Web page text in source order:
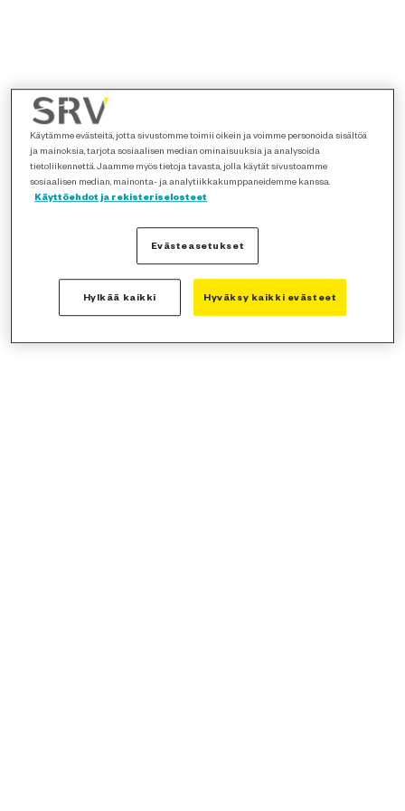
Käytämme evästeitä, jotta sivustomme toimii oikein ja voimme personoida sisältöä
ja mainoksia, tarjota sosiaalisen median ominaisuuksia ja analysoida
tietoliikennettä. Jaamme myös tietoja tavasta, jolla käytät sivustoamme
sosiaalisen median, mainonta- ja analytiikkakumppaneidemme kanssa.
Käyttöehdot ja rekisteriselosteet
Evästeasetukset
Hylkää kaikki Hyväksy kaikki evästeet